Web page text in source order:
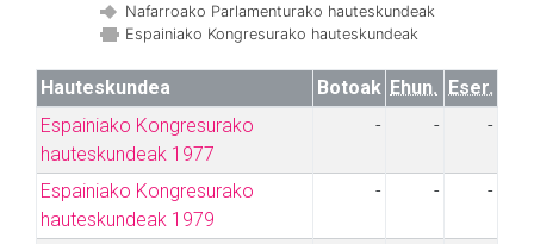
Nafarroako Parlamenturako hauteskundeak
Espainiako Kongresurako hauteskundeak
Hauteskundea Botoak Ehun.
Eser.
Espainiako Kongresurako
hauteskundeak 1977
- - -
Espainiako Kongresurako
hauteskundeak 1979
- - -